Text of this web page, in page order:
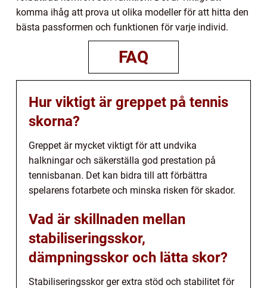
komma ihåg att prova ut olika modeller för att hitta den
bästa passformen och funktionen för varje individ.
FAQ
Hur viktigt är greppet på tennis
skorna?
Greppet är mycket viktigt för att undvika
halkningar och säkerställa god prestation på
tennisbanan. Det kan bidra till att förbättra
spelarens fotarbete och minska risken för skador.
Vad är skillnaden mellan
stabiliseringsskor,
dämpningsskor och lätta skor?
Stabiliseringsskor ger extra stöd och stabilitet för